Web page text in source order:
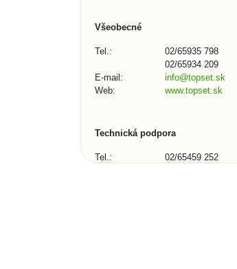
Všeobecné
Tel.:
02/65935 798
02/65934 209
E-mail:
info@topset.sk
Web:
www.topset.sk
Technická podpora
Tel.:
02/65459 252